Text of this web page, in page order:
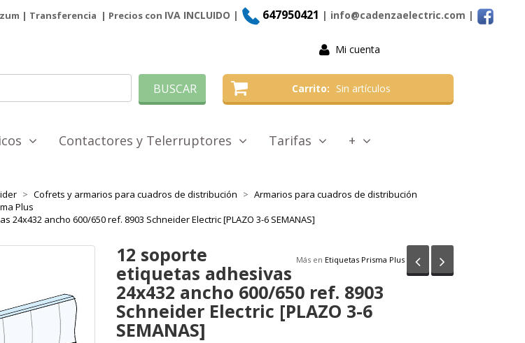
| Transferencia | Precios con IVA INCLUIDO | 647950421 | info@cadenzaelectric.com |
Mi cuenta
Carrito Sin artículos
BUSCAR
Contactores y Telerruptores Tarifas +
Cofrets y armarios para cuadros de distribución
Armarios para cuadros de distribución
Plus
24x432 ancho 600/650 ref. 8903 Schneider Electric [PLAZO 3-6 SEMANAS]
Más en Etiquetas Prisma Plus Anterior
12 soporte
etiquetas adhesivas
24x432 ancho 600/650 ref. 8903
Schneider Electric [PLAZO 3-6
SEMANAS]